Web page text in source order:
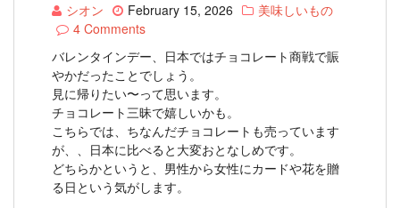
シオン February 15, 2026
美味しいもの
4 Comments
バレンタインデー、日本ではチョコレート商戦で賑
やかだったことでしょう。
見に帰りたい〜って思います。
チョコレート三昧で嬉しいかも。
こちらでは、ちなんだチョコレートも売っています
が、、日本に比べると大変おとなしめです。
どちらかというと、男性から女性にカードや花を贈
る日という気がします。